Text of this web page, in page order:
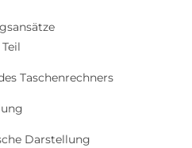
Taschenrechners
Darstellung